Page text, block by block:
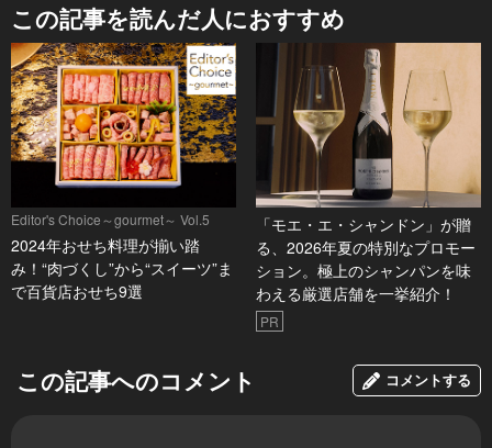
この記事を読んだ人におすすめ
Editor's Choice～gourmet～ Vol.5
2024年おせち料理が揃い踏
み！“肉づくし”から“スイーツ”ま
で百貨店おせち9選
「モエ・エ・シャンドン」が贈
る、2026年夏の特別なプロモー
ション。極上のシャンパンを味
わえる厳選店舗を一挙紹介！
PR
この記事へのコメント コメントする